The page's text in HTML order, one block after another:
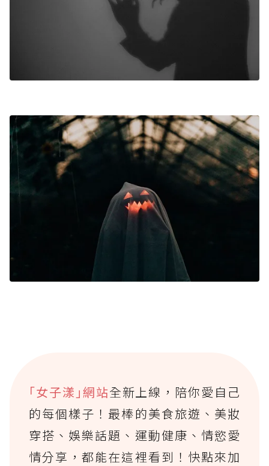
｢女子漾｣網站全新上線，陪你愛自己
的每個樣子！最棒的美食旅遊、美妝
穿搭、娛樂話題、運動健康、情慾愛
情分享，都能在這裡看到！快點來加